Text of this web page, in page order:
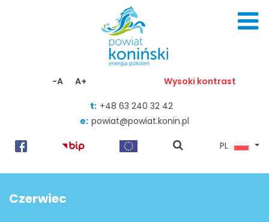
-A A+ Wysoki kontrast
t: +48 63 240 32 42
e: powiat@powiat.konin.pl
pokaż
PL
Czerwiec